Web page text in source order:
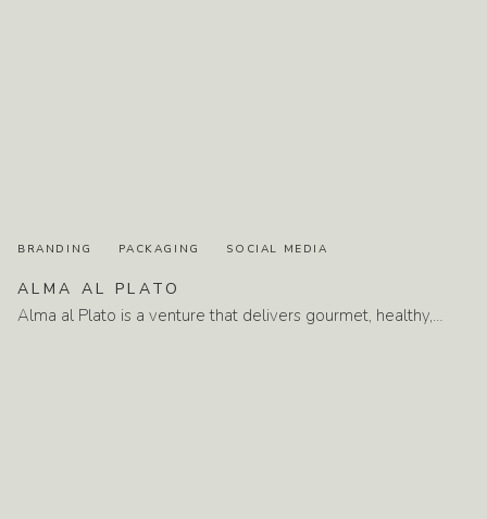
BRANDING PACKAGING SOCIAL MEDIA
ALMA AL PLATO
Alma al Plato is a venture that delivers gourmet, healthy,…